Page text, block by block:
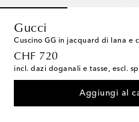
Gucci
Cuscino GG in jacquard di lana e
CHF 720
original price
incl. dazi doganali e tasse, escl.
Aggiungi al